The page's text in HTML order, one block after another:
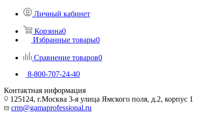
Личный кабинет
Корзина0
Избранные товары0
Сравнение товаров0
8-800-707-24-40
Контактная информация
125124, г.Москва 3-я улица Ямского поля, д.2, корпус 1
crm@gamaprofessional.ru